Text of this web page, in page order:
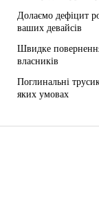
Долаємо дефіцит
ваших девайсів
Швидке
власників
Поглинальні
яких умовах